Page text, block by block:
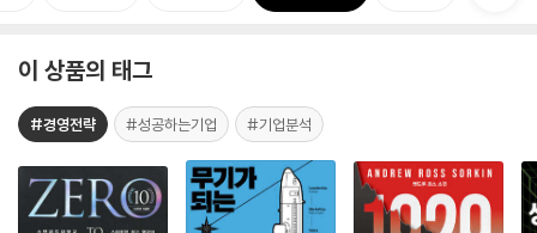
이 상품의 태그
#경영전략 #성공하는기업 #기업분석